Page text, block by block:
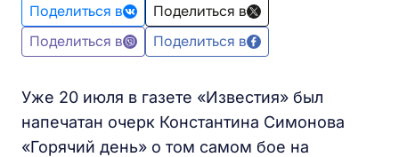
Поделиться в
Поделиться в
Поделиться в
Поделиться в
Уже 20 июля в газете «Известия» был
напечатан очерк Константина Симонова
«Горячий день» о том самом бое на